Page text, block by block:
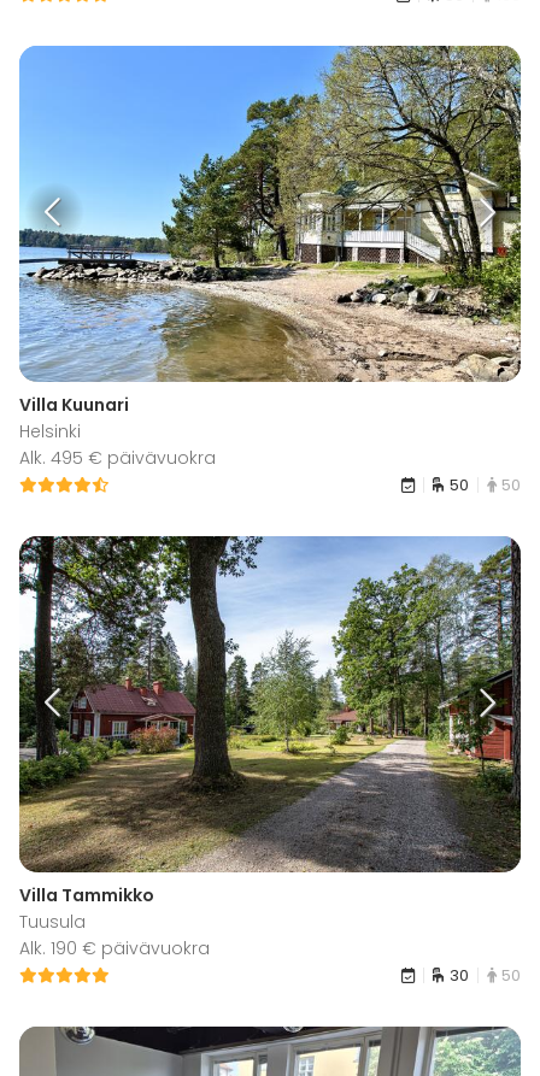
Villa Kuunari
Helsinki
Alk. 495 € päivävuokra
50 50
Villa Tammikko
Tuusula
Alk. 190 € päivävuokra
30 50